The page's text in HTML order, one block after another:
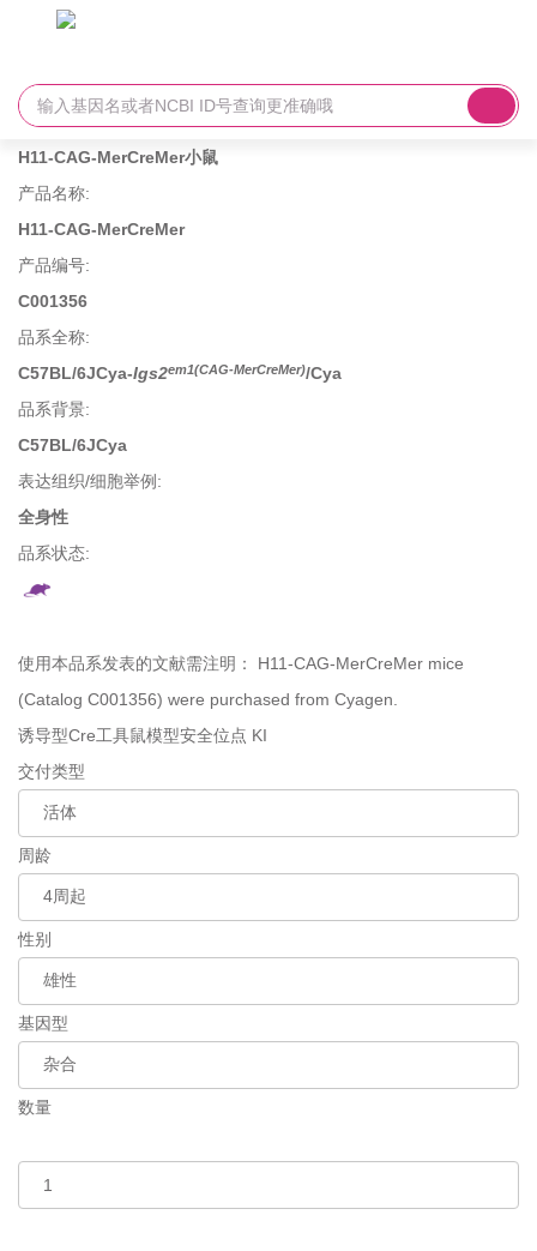
H11-CAG-MerCreMer小鼠
产品名称:
H11-CAG-MerCreMer
产品编号:
C001356
品系全称:
C57BL/6JCya-Igs2em1(CAG-MerCreMer)/Cya
品系背景:
C57BL/6JCya
表达组织/细胞举例 :
全身性
品系状态:
使用本品系发表的文献需注明： H11-CAG-MerCreMer mice
(Catalog C001356) were purchased from Cyagen.
诱导型Cre工具鼠模型安全位点 KI
交付类型
周龄
性别
基因型
数量